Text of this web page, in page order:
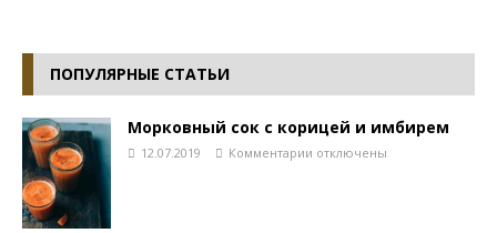
ПОПУЛЯРНЫЕ СТАТЬИ
Морковный сок с корицей и имбирем
12.07.2019 Комментарии отключены